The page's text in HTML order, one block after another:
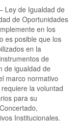
Ley de Igualdad de
de Oportunidades
en los
es posible que los
en la
de
de igualdad de
marco normativo
la voluntad
para su
Institucionales.